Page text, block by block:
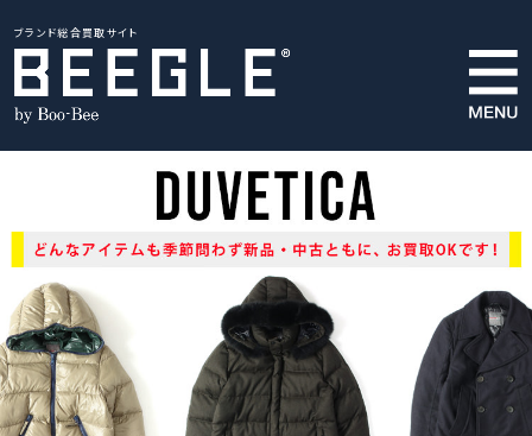
ブランド総合買取サイト